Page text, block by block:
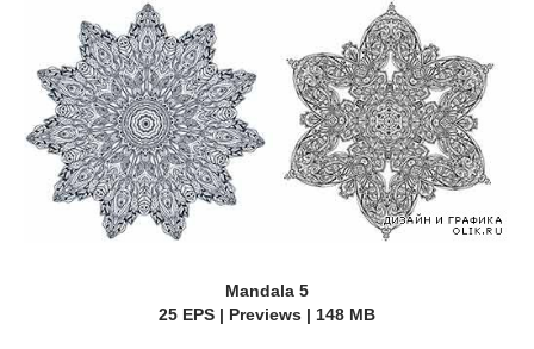
Mandala 5
25 EPS | Previews | 148 MB